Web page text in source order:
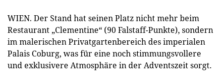
WIEN. Der Stand hat seinen Platz nicht mehr beim
Restaurant „Clementine“ (90 Falstaff-Punkte), sondern
im malerischen Privatgartenbereich des imperialen
Palais Coburg, was für eine noch stimmungsvollere
und exklusivere Atmosphäre in der Adventszeit sorgt.